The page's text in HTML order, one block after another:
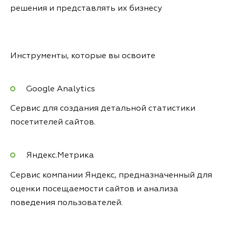
решения и представлять их бизнесу
Инструменты, которые вы освоите
Google Analytics
Сервис для создания детальной статистики
посетителей сайтов.
Яндекс.Метрика
Сервис компании Яндекс, предназначенный для
оценки посещаемости сайтов и анализа
поведения пользователей.